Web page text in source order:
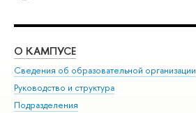
О КАМПУСЕ
Сведения об образовательной организации
Руководство и структура
Подразделения